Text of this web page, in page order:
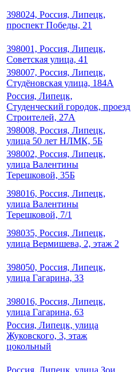
398024, Россия, Липецк,
проспект Победы, 21
398001, Россия, Липецк,
Советская улица, 41
398007, Россия, Липецк,
Студёновская улица, 184А
Россия, Липецк,
Студенческий городок, проезд
Строителей, 27А
398008, Россия, Липецк,
улица 50 лет НЛМК, 5Б
398002, Россия, Липецк,
улица Валентины
Терешковой, 35Б
398016, Россия, Липецк,
улица Валентины
Терешковой, 7/1
398035, Россия, Липецк,
улица Вермишева, 2, этаж 2
398050, Россия, Липецк,
улица Гагарина, 33
398016, Россия, Липецк,
улица Гагарина, 63
Россия, Липецк, улица
Жуковского, 3, этаж
цокольный
Россия, Липецк, улица Зои